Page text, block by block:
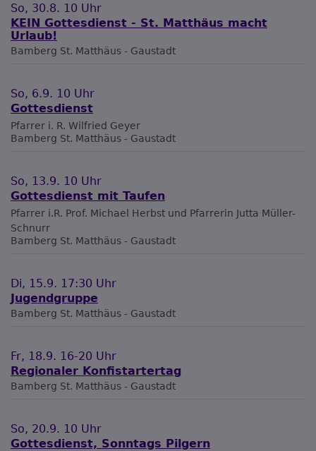
So, 30.8. 10 Uhr
KEIN Gottesdienst - St. Matthäus macht
Urlaub!
Bamberg St. Matthäus - Gaustadt
So, 6.9. 10 Uhr
Gottesdienst
Pfarrer i. R. Wilfried Geyer
Bamberg St. Matthäus - Gaustadt
So, 13.9. 10 Uhr
Gottesdienst mit Taufen
Pfarrer i.R. Prof. Michael Herbst und Pfarrerin Jutta Müller-
Schnurr
Bamberg St. Matthäus - Gaustadt
Di, 15.9. 17:30 Uhr
Jugendgruppe
Bamberg St. Matthäus - Gaustadt
Fr, 18.9. 16-20 Uhr
Regionaler Konfistartertag
Bamberg St. Matthäus - Gaustadt
So, 20.9. 10 Uhr
Gottesdienst, Sonntags Pilgern